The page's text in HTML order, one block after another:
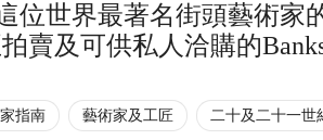
位世界最著名街頭藝術
賣及可供私人洽購的
指南 藝術家及工匠 二十及二十一世